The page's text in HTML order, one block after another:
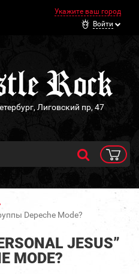
Укажите ваш город
Войти
Лиговский пр, 47
Depeche Mode?
JESUS”
MODE?